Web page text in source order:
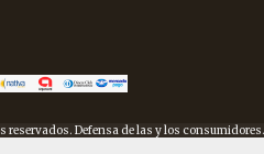
Defensa de las y los